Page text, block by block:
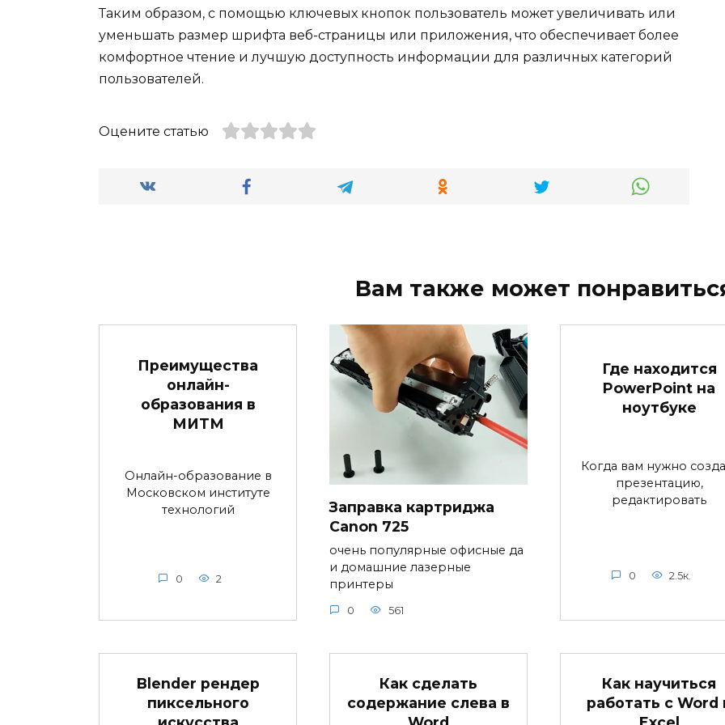
Таким образом, с помощью ключевых кнопок пользователь может увеличивать или
уменьшать размер шрифта веб-страницы или приложения, что обеспечивает более
комфортное чтение и лучшую доступность информации для различных категорий
пользователей.
Оцените статью
Вам также может
Преимущества
онлайн-
образования в
МИТМ
Онлайн-образование в
Московском институте
технологий
0 2
Заправка картриджа
Canon 725
очень популярные офисные да
и домашние лазерные
принтеры
0 561
Где находится
PowerPoint на
ноутбуке
Когда вам нужно
презентацию,
редактировать
0 2.5к.
Blender рендер
пиксельного
Как сделать
содержание слева в
Как научиться
работать с Word